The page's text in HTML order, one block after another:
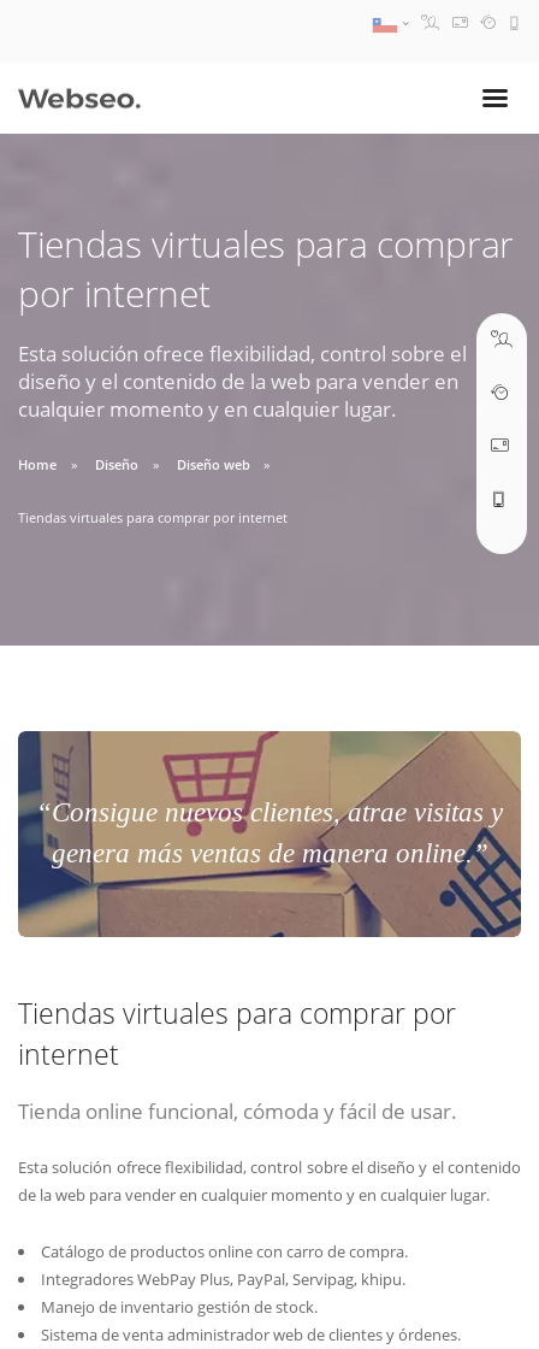
Tiendas virtuales para comprar
por internet
Esta solución ofrece flexibilidad, control sobre el
diseño y el contenido de la web para vender en
cualquier momento y en cualquier lugar.
Home Diseño Diseño web
Tiendas virtuales para comprar por internet
“Consigue nuevos clientes, atrae visitas y
genera más ventas de manera online.”
Tiendas virtuales para comprar por
internet
Tienda online funcional, cómoda y fácil de usar.
Esta solución ofrece flexibilidad, control sobre el diseño y el contenido
de la web para vender en cualquier momento y en cualquier lugar.
Catálogo de productos online con carro de compra.
Integradores WebPay Plus, PayPal, Servipag, khipu.
Manejo de inventario gestión de stock.
Sistema de venta administrador web de clientes y órdenes.
09:30 AM A 18:30 PM
soporte@webseo.cl
ABRIR TICKET